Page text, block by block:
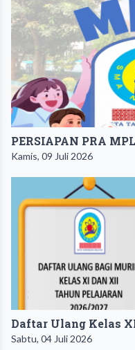
PERSIAPAN PRA
Kamis, 09 Juli 2026
Daftar Ulang Kelas
Sabtu, 04 Juli 2026